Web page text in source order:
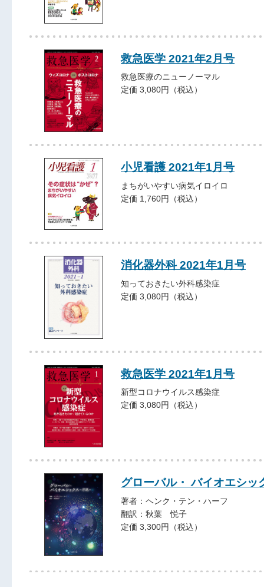
救急医学 2021年2月号
救急医療のニューノーマル
定価 3,080円（税込）
小児看護 2021年1月号
まちがいやすい病気イロイロ
定価 1,760円（税込）
消化器外科 2021年1月号
知っておきたい外科感染症
定価 3,080円（税込）
救急医学 2021年1月号
新型コロナウイルス感染症
定価 3,080円（税込）
グローバル・ バイオエシッ
著者：ヘンク・テン・ハーフ
翻訳：秋葉 悦子
定価 3,300円（税込）